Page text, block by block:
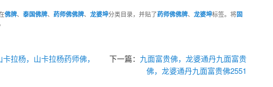
佛牌、 泰国佛牌、 药师佛佛牌、 龙婆坤分类目录，并贴了药师佛佛牌、 龙婆坤标签。将固
拉杨，山卡拉杨药师佛，
下一篇： 九面富贵佛，龙婆通丹九面富贵
佛，龙婆通丹九面富贵佛2551